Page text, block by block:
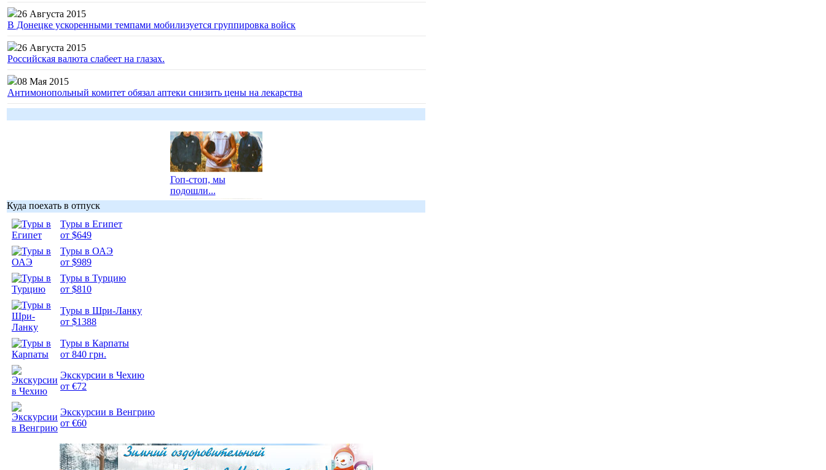
26 Августа 2015
В Донецке ускоренными темпами мобилизуется группировка войск
26 Августа 2015
Российская валюта слабеет на глазах.
08 Мая 2015
Антимонопольный комитет обязал аптеки снизить цены на лекарства
Гоп-стоп, мы
подошли...
Куда поехать в отпуск
Туры в Египет
от $649
Туры в ОАЭ
от $989
Туры в Турцию
от $810
Туры в Шри-Ланку
от $1388
Туры в Карпаты
от 840 грн.
Экскурсии в Чехию
от €72
Экскурсии в Венгрию
от €60